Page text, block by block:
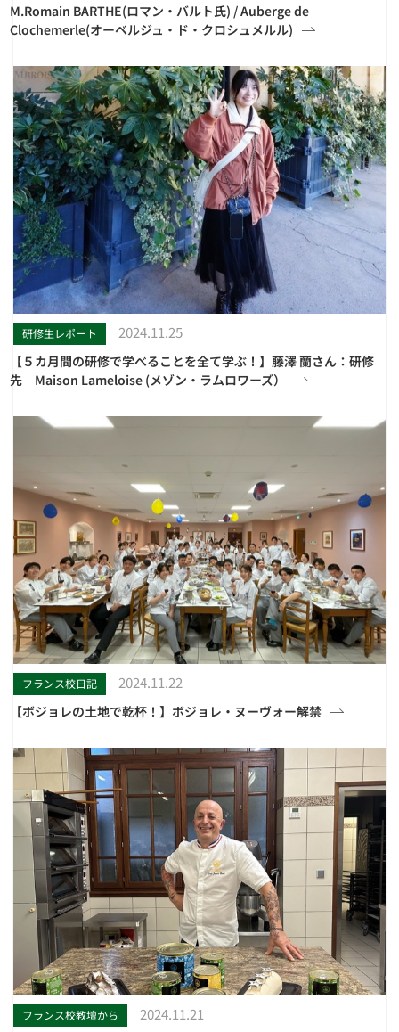
M.Romain BARTHE(ロマン・バルト氏) / Auberge de
Clochemerle(オーベルジュ・ド・クロシュメルル)
研修生レポート 2024.11.25
【５カ月間の研修で学べることを全て学ぶ！】藤澤 蘭さん：研修
先 Maison Lameloise (メゾン・ラムロワーズ）
フランス校日記 2024.11.22
【ボジョレの土地で乾杯！】ボジョレ・ヌーヴォー解禁
フランス校教壇から 2024.11.21